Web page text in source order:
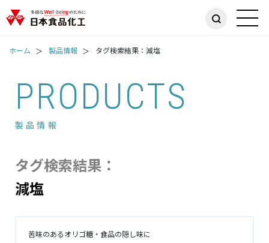
ホーム 製品情報 タグ検索結果：減塩
PRODUCTS
製品情報
タグ検索結果：
減塩
苦味のあるオリゴ糖・食品の隠し味に